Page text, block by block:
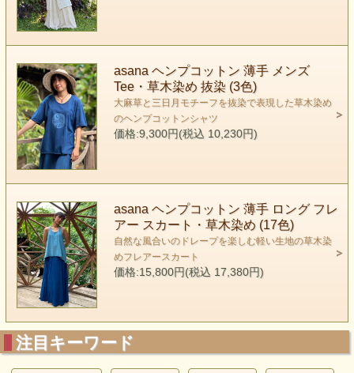
asana ヘンプコットン 薄手 メンズ
Tee・草木染め 抜染 (3色)
大麻草と三日月モチーフを抜染で表現した草木染め
のヘンプコットンシャツ
価格:9,300円(税込 10,230円)
asana ヘンプコットン 薄手 ロング フレ
アー スカート・草木染め (17色)
自然な風合いのドレープを楽しむ軽い生地の草木染
めフレアースカート
価格:15,800円(税込 17,380円)
注目キーワード